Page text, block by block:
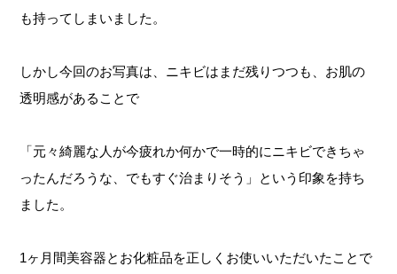
も持ってしまいました。
しかし今回のお写真は、ニキビはまだ残りつつも、お肌の
透明感があることで
「元々綺麗な人が今疲れか何かで一時的にニキビできちゃ
ったんだろうな、でもすぐ治まりそう」という印象を持ち
ました。
1ヶ月間美容器とお化粧品を正しくお使いいただいたことで